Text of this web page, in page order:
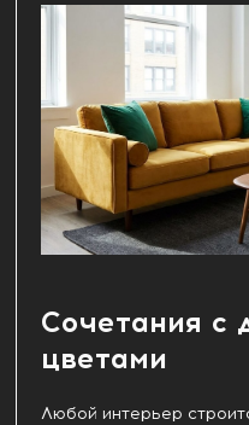
Сочетания с
цветами
Любой интерьер